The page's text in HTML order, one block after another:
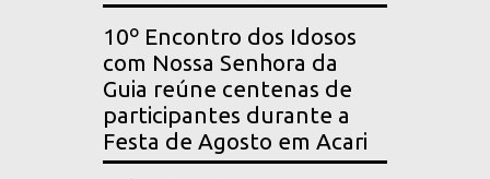
10º Encontro dos Idosos
com Nossa Senhora da
Guia reúne centenas de
participantes durante a
Festa de Agosto em Acari